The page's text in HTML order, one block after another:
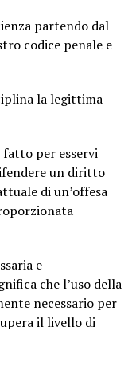
partendo dal
codice penale e
la legittima
fatto per esservi
un diritto
di un’offesa
e
che l’uso della
necessario per
il livello di